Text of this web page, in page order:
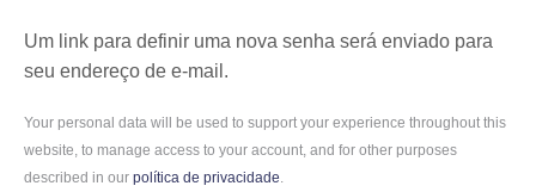
Um link para definir uma nova senha será enviado para
seu endereço de e-mail.
Your personal data will be used to support your experience throughout this
website, to manage access to your account, and for other purposes
described in our política de privacidade.